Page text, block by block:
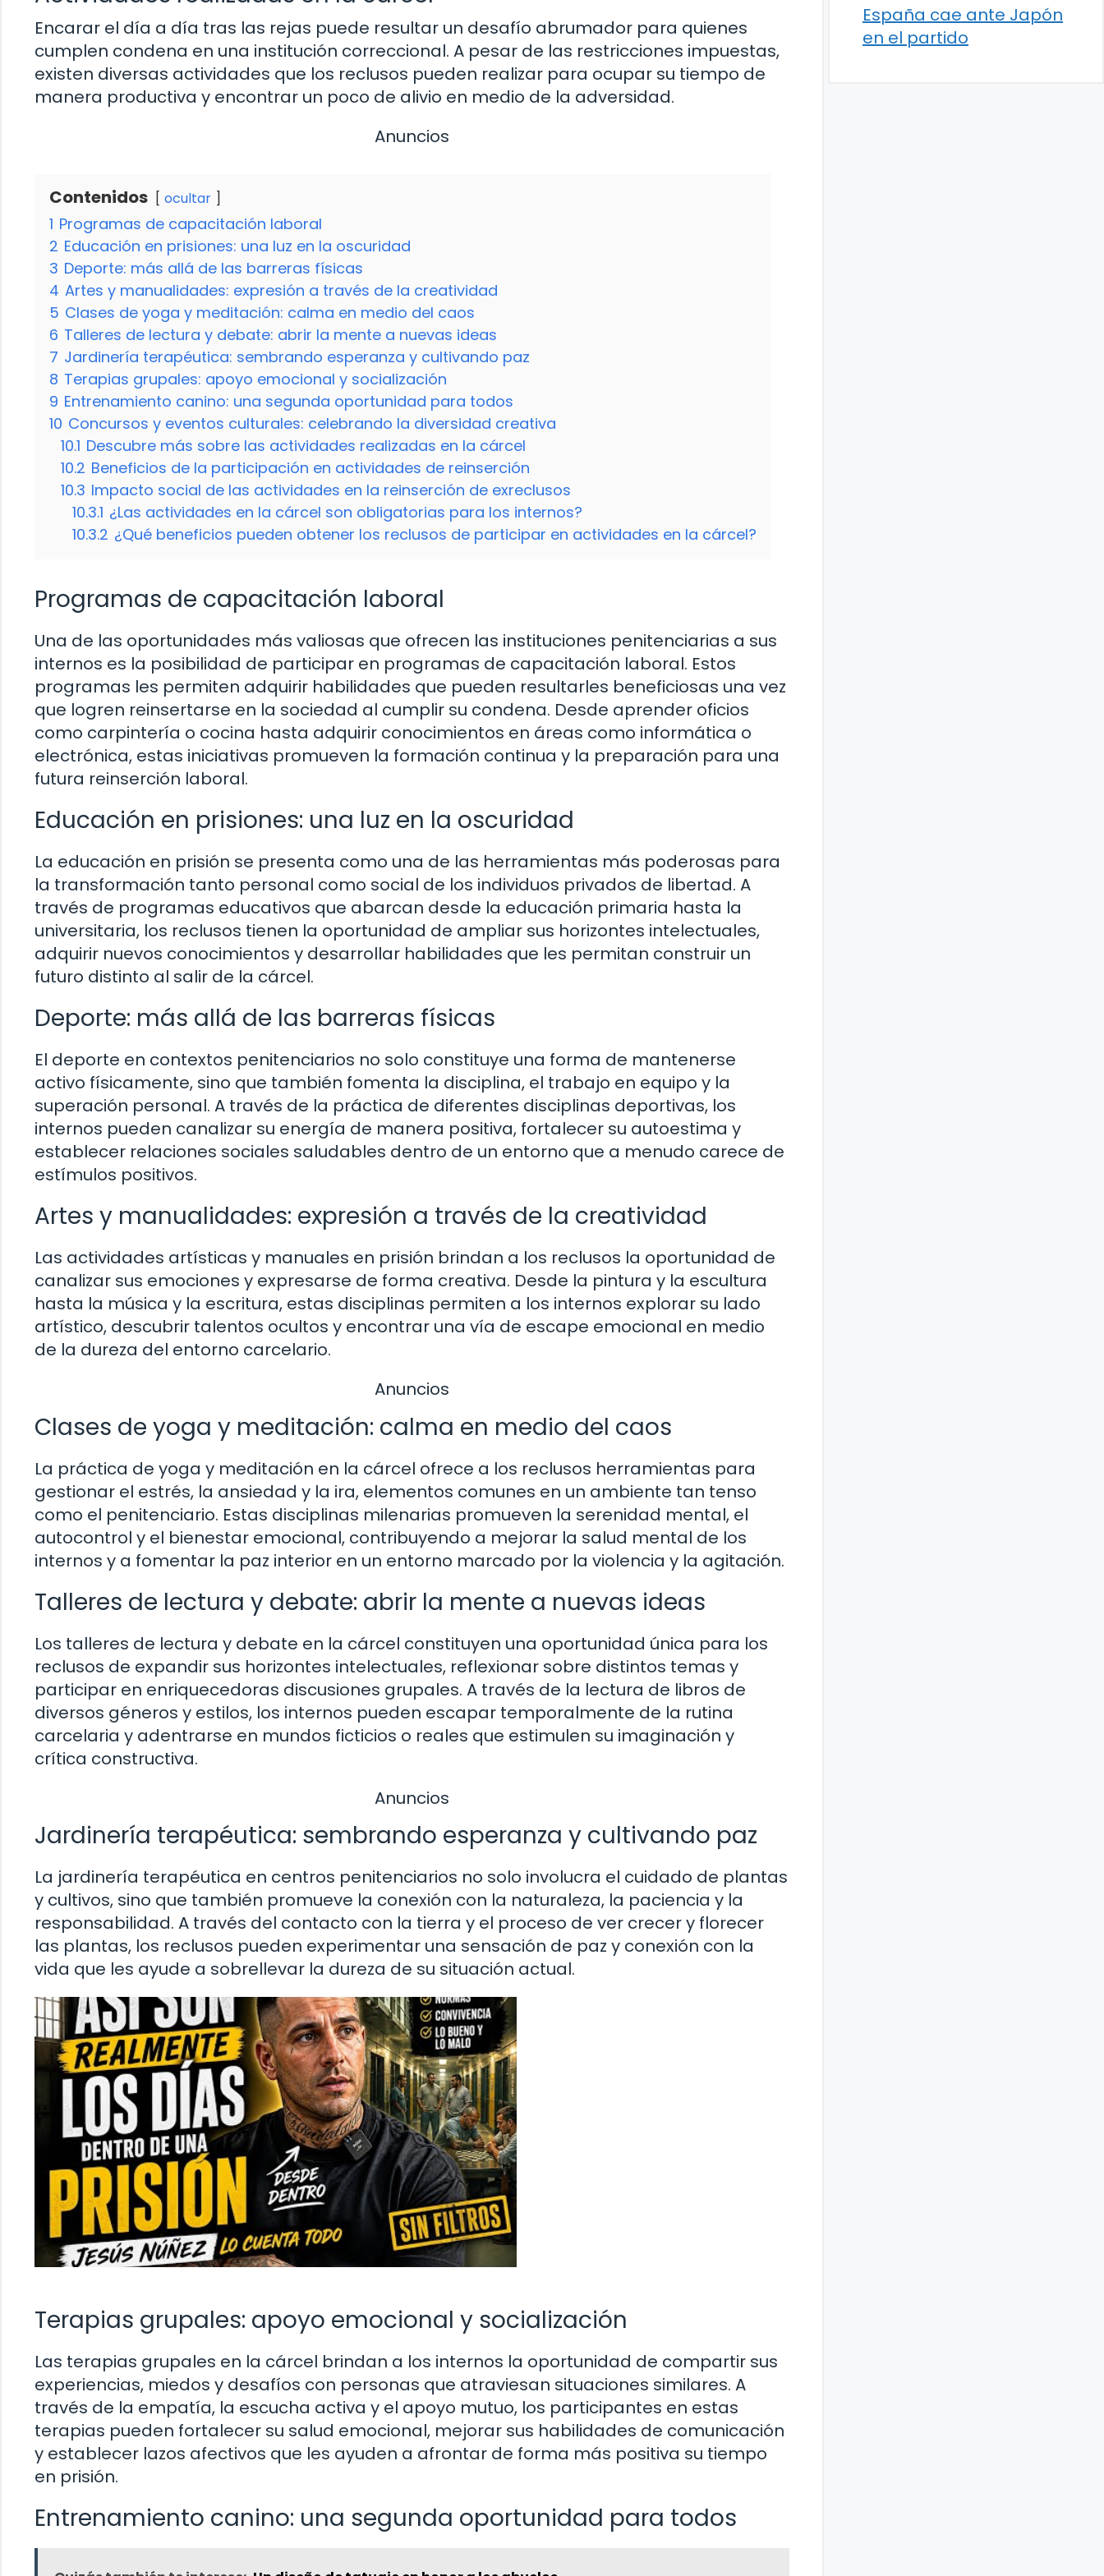
Encarar el día a día tras las rejas puede resultar un desafío abrumador para quienes
cumplen condena en una institución correccional. A pesar de las restricciones impuestas,
existen diversas actividades que los reclusos pueden realizar para ocupar su tiempo de
manera productiva y encontrar un poco de alivio en medio de la adversidad.
Anuncios
Contenidos ocultar
1 Programas de capacitación laboral
2 Educación en prisiones: una luz en la oscuridad
3 Deporte: más allá de las barreras físicas
4 Artes y manualidades: expresión a través de la creatividad
5 Clases de yoga y meditación: calma en medio del caos
6 Talleres de lectura y debate: abrir la mente a nuevas ideas
7 Jardinería terapéutica: sembrando esperanza y cultivando paz
8 Terapias grupales: apoyo emocional y socialización
9 Entrenamiento canino: una segunda oportunidad para todos
10 Concursos y eventos culturales: celebrando la diversidad creativa
10.1 Descubre más sobre las actividades realizadas en la cárcel
10.2 Beneficios de la participación en actividades de reinserción
10.3 Impacto social de las actividades en la reinserción de exreclusos
10.3.1 ¿Las actividades en la cárcel son obligatorias para los internos?
10.3.2 ¿Qué beneficios pueden obtener los reclusos de participar en actividades en la cárcel?
Programas de capacitación laboral
Una de las oportunidades más valiosas que ofrecen las instituciones penitenciarias a sus
internos es la posibilidad de participar en programas de capacitación laboral. Estos
programas les permiten adquirir habilidades que pueden resultarles beneficiosas una vez
que logren reinsertarse en la sociedad al cumplir su condena. Desde aprender oficios
como carpintería o cocina hasta adquirir conocimientos en áreas como informática o
electrónica, estas iniciativas promueven la formación continua y la preparación para una
futura reinserción laboral.
Educación en prisiones: una luz en la oscuridad
La educación en prisión se presenta como una de las herramientas más poderosas para
la transformación tanto personal como social de los individuos privados de libertad. A
través de programas educativos que abarcan desde la educación primaria hasta la
universitaria, los reclusos tienen la oportunidad de ampliar sus horizontes intelectuales,
adquirir nuevos conocimientos y desarrollar habilidades que les permitan construir un
futuro distinto al salir de la cárcel.
Deporte: más allá de las barreras físicas
El deporte en contextos penitenciarios no solo constituye una forma de mantenerse
activo físicamente, sino que también fomenta la disciplina, el trabajo en equipo y la
superación personal. A través de la práctica de diferentes disciplinas deportivas, los
internos pueden canalizar su energía de manera positiva, fortalecer su autoestima y
establecer relaciones sociales saludables dentro de un entorno que a menudo carece de
estímulos positivos.
Artes y manualidades: expresión a través de la creatividad
Las actividades artísticas y manuales en prisión brindan a los reclusos la oportunidad de
canalizar sus emociones y expresarse de forma creativa. Desde la pintura y la escultura
hasta la música y la escritura, estas disciplinas permiten a los internos explorar su lado
artístico, descubrir talentos ocultos y encontrar una vía de escape emocional en medio
de la dureza del entorno carcelario.
Anuncios
Clases de yoga y meditación: calma en medio del caos
La práctica de yoga y meditación en la cárcel ofrece a los reclusos herramientas para
gestionar el estrés, la ansiedad y la ira, elementos comunes en un ambiente tan tenso
como el penitenciario. Estas disciplinas milenarias promueven la serenidad mental, el
autocontrol y el bienestar emocional, contribuyendo a mejorar la salud mental de los
internos y a fomentar la paz interior en un entorno marcado por la violencia y la agitación.
Talleres de lectura y debate: abrir la mente a nuevas ideas
Los talleres de lectura y debate en la cárcel constituyen una oportunidad única para los
reclusos de expandir sus horizontes intelectuales, reflexionar sobre distintos temas y
participar en enriquecedoras discusiones grupales. A través de la lectura de libros de
diversos géneros y estilos, los internos pueden escapar temporalmente de la rutina
carcelaria y adentrarse en mundos ficticios o reales que estimulen su imaginación y
crítica constructiva.
Anuncios
Jardinería terapéutica: sembrando esperanza y cultivando paz
La jardinería terapéutica en centros penitenciarios no solo involucra el cuidado de plantas
y cultivos, sino que también promueve la conexión con la naturaleza, la paciencia y la
responsabilidad. A través del contacto con la tierra y el proceso de ver crecer y florecer
las plantas, los reclusos pueden experimentar una sensación de paz y conexión con la
vida que les ayude a sobrellevar la dureza de su situación actual.
Terapias grupales: apoyo emocional y socialización
Las terapias grupales en la cárcel brindan a los internos la oportunidad de compartir sus
experiencias, miedos y desafíos con personas que atraviesan situaciones similares. A
través de la empatía, la escucha activa y el apoyo mutuo, los participantes en estas
terapias pueden fortalecer su salud emocional, mejorar sus habilidades de comunicación
y establecer lazos afectivos que les ayuden a afrontar de forma más positiva su tiempo
en prisión.
Entrenamiento canino: una segunda oportunidad para todos
España cae ante Japón
en el partido